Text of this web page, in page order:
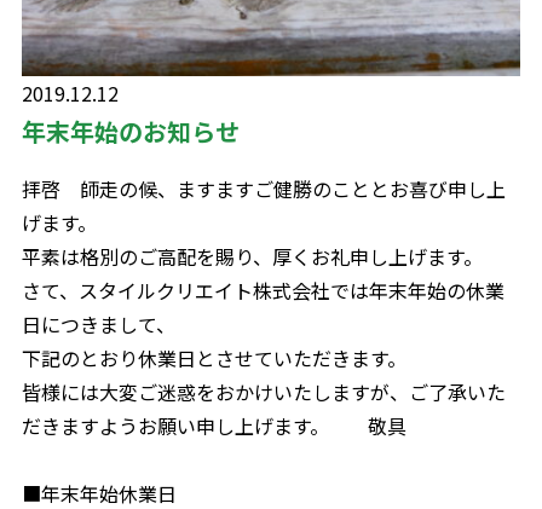
2019.12.12
年末年始のお知らせ
拝啓 師走の候、ますますご健勝のこととお喜び申し上
げます。
平素は格別のご高配を賜り、厚くお礼申し上げます。
さて、スタイルクリエイト株式会社では年末年始の休業
日につきまして、
下記のとおり休業日とさせていただきます。
皆様には大変ご迷惑をおかけいたしますが、ご了承いた
だきますようお願い申し上げます。 敬具
■年末年始休業日